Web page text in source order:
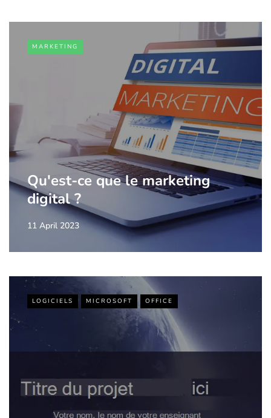
MARKETING
Qu'est-ce que le marketing
digital ?
11 April 2023
LOGICIELS MICROSOFT OFFICE